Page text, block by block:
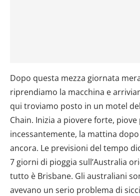
Dopo questa mezza giornata
riprendiamo la macchina e
qui troviamo posto in un motel
Chain. Inizia a piovere forte,
incessantemente, la mattina
ancora. Le previsioni del tempo
7 giorni di pioggia sull’Australia
tutto è Brisbane. Gli australiani
avevano un serio problema di